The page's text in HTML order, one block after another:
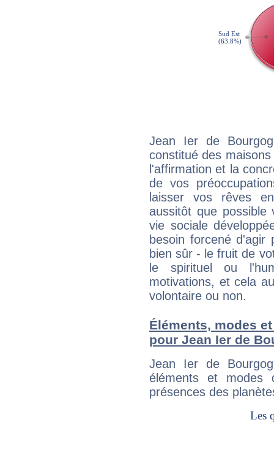
Jean Ier de
constitué des
l'affirmation et la
de vos
laisser vos rêves
aussitôt que
vie sociale
besoin forcené
bien sûr - le fruit de
le spirituel ou
motivations, et cela
volontaire ou non.
Éléments, modes
pour Jean Ier de
Jean Ier de
éléments et modes
présences des